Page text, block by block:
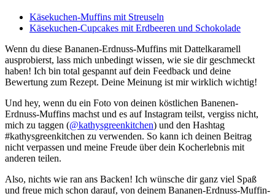
Käsekuchen-Muffins mit Streuseln
Käsekuchen-Cupcakes mit Erdbeeren und Schokolade
Wenn du diese Bananen-Erdnuss-Muffins mit Dattelkaramell
ausprobierst, lass mich unbedingt wissen, wie sie dir geschmeckt
haben! Ich bin total gespannt auf dein Feedback und deine
Bewertung zum Rezept. Deine Meinung ist mir wirklich wichtig!
Und hey, wenn du ein Foto von deinen köstlichen Banenen-
Erdnuss-Muffins machst und es auf Instagram teilst, vergiss nicht,
mich zu taggen (@‌kathysgreenkitchen) und den Hashtag
#kathysgreenkitchen zu verwenden. So kann ich deinen Beitrag
nicht verpassen und meine Freude über dein Kocherlebnis mit
anderen teilen.
Also, nichts wie ran ans Backen! Ich wünsche dir ganz viel Spaß
und freue mich schon darauf, von deinem Bananen-Erdnuss-Muffin-